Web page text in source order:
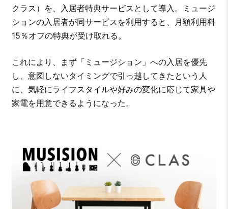
クラス）を、入居者特典サービスとして導入。ミュージ
ションの入居者が同サービスを利用すると、月額利用料
15％オフの特典が受け取れる。
これにより、まず「ミュージション」への入居を優先
し、意図しないタイミングで引っ越してきたという人
に、気軽にライフスタイルや好みの変化に応じて家具や
家電を用意できるようになった。